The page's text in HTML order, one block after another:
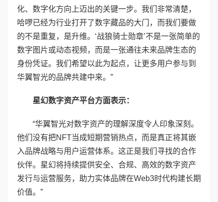
化、数字化方向上迈出的关键一步。我们非常清楚，
哈啰已经为行业打开了数字藏品的大门，而我们要做
的不是重复，是升维。‘战狼骑士勋章’不是一张简单的
数字图片或动态视频，而是一张通往未来品牌生态的
身份凭证。我们希望以此为起点，让更多用户参与到
华翼智光的品牌共建中来。”
星幻数字资产平台方面表示：
“华翼智光对数字资产的理解深度令人印象深刻。
他们没有把NFT当成短期营销热点，而是真正将其嵌
入品牌战略与用户运营体系。这正是我们寻找的合作
伙伴。星幻将持续提供安全、合规、高效的数字资产
发行与运营服务，助力实体品牌在Web3时代构建长期
价值。”